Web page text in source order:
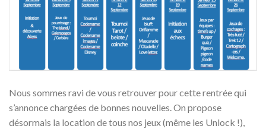
Nous sommes ravi de vous retrouver pour cette rentrée qui
s’annonce chargées de bonnes nouvelles. On propose
désormais la location de tous nos jeux (même les Unlock !),